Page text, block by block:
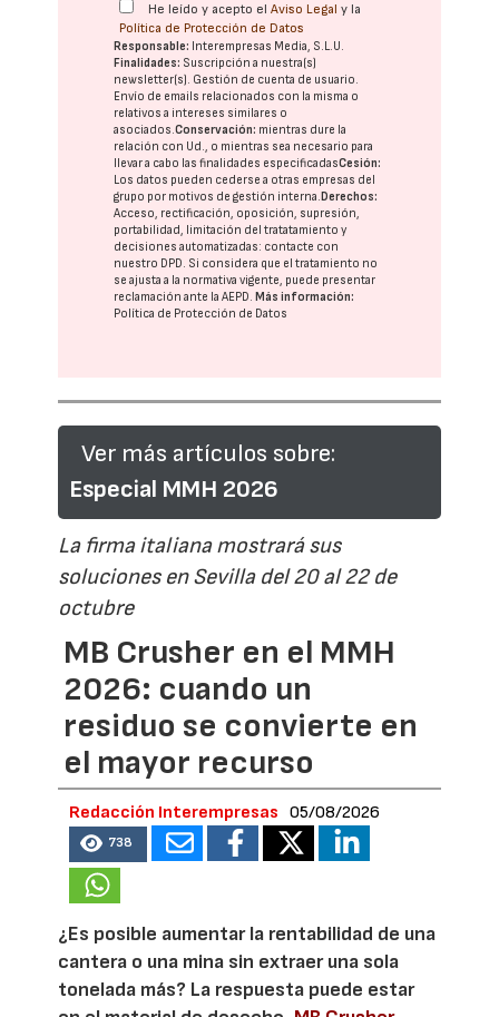
He leído y acepto elAviso Legal y la
Política de Protección de Datos
Responsable: Interempresas Media, S.L.U.
Finalidades: Suscripción a nuestra(s)
newsletter(s). Gestión de cuenta de usuario.
Envío de emails relacionados con la misma o
relativos a intereses similares o
asociados.Conservación: mientras dure la
relación con Ud., o mientras sea necesario para
llevar a cabo las finalidades especificadasCesión:
Los datos pueden cederse a otras empresas del
grupo por motivos de gestión interna. Derechos:
Acceso, rectificación, oposición, supresión,
portabilidad, limitación del tratatamiento y
decisiones automatizadas: contacte con
nuestro DPD. Si considera que el tratamiento no
se ajusta a la normativa vigente, puede presentar
reclamación ante laAEPD. Más información:
Política de Protección de Datos
Ver más artículos sobre:
Especial MMH 2026
La firma italiana mostrará sus
soluciones en Sevilla del 20 al 22 de
octubre
MB Crusher en el MMH
2026: cuando un
residuo se convierte en
el mayor recurso
Redacción Interempresas 05/08/2026
738
¿Es posible aumentar la rentabilidad de una
cantera o una mina sin extraer una sola
tonelada más? La respuesta puede estar